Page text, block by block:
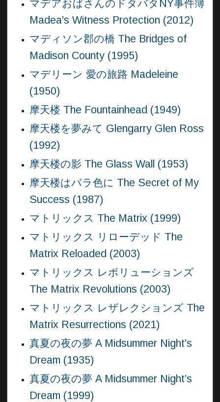
マデアおばさんのドタバタNY事件簿
Madea’s Witness Protection (2012)
マディソン郡の橋 The Bridges of
Madison County (1995)
マデリーン 愛の旅路 Madeleine
(1950)
摩天楼 The Fountainhead (1949)
摩天楼を夢みて Glengarry Glen Ross
(1992)
摩天楼の影 The Glass Wall (1953)
摩天楼はバラ色に The Secret of My
Success (1987)
マトリックス The Matrix (1999)
マトリックス リローデッド The
Matrix Reloaded (2003)
マトリックス レボリューションズ
The Matrix Revolutions (2003)
マトリックス レザレクションズ The
Matrix Resurrections (2021)
真夏の夜の夢 A Midsummer Night’s
Dream (1935)
真夏の夜の夢 A Midsummer Night’s
Dream (1999)